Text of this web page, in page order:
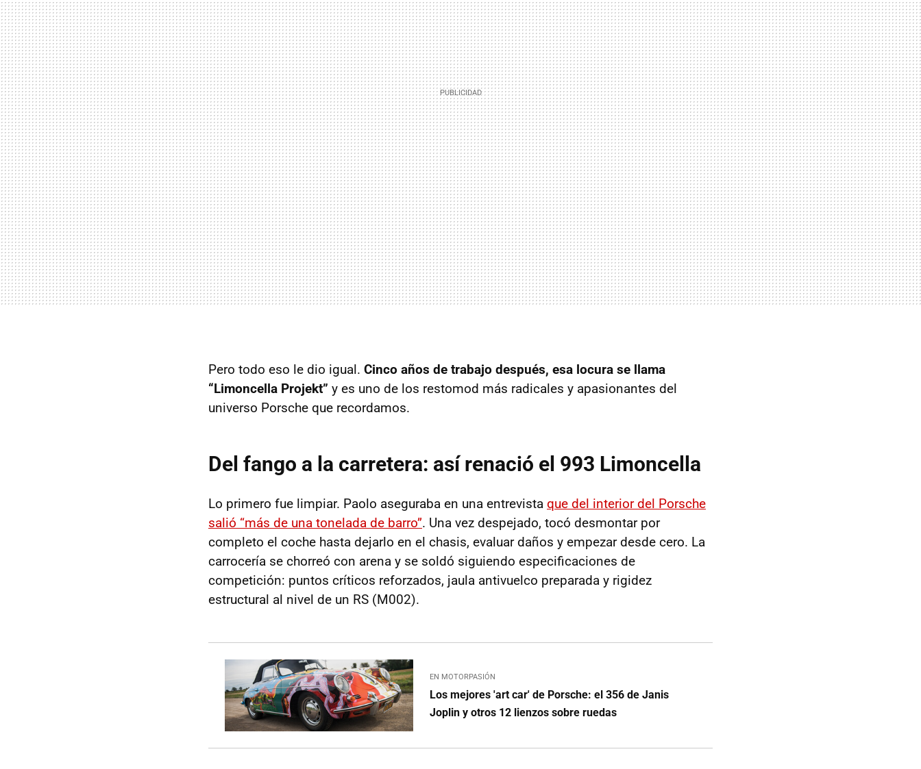
Pero todo eso le dio igual. Cinco años de trabajo después, esa locura se llama
“Limoncella Projekt” y es uno de los restomod más radicales y apasionantes del
universo Porsche que recordamos.
Del fango a la carretera: así renació el 993 Limoncella
Lo primero fue limpiar. Paolo aseguraba en una entrevista que del interior del Porsche
salió “más de una tonelada de barro”. Una vez despejado, tocó desmontar por
completo el coche hasta dejarlo en el chasis, evaluar daños y empezar desde cero. La
carrocería se chorreó con arena y se soldó siguiendo especificaciones de
competición: puntos críticos reforzados, jaula antivuelco preparada y rigidez
estructural al nivel de un RS (M002).
EN MOTORPASIÓN
Los mejores 'art car' de Porsche: el 356 de Janis
Joplin y otros 12 lienzos sobre ruedas